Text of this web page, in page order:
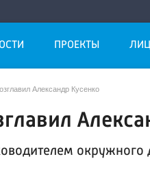
ПРОЕКТЫ
Александр Кусенко